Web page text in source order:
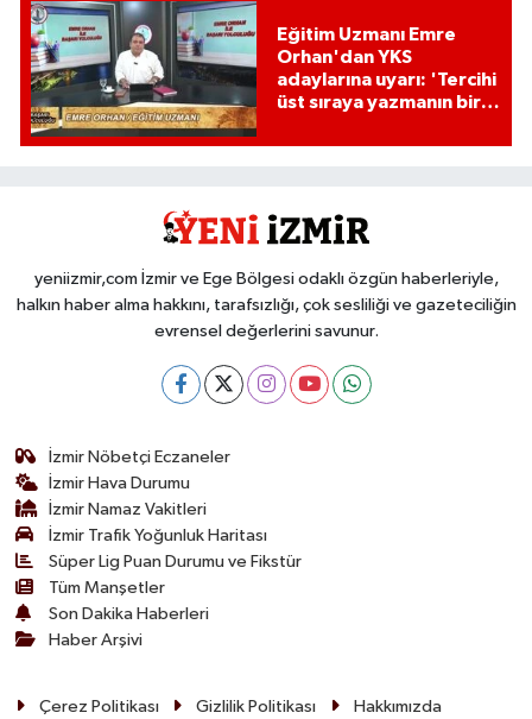
Eğitim Uzmanı Emre
Orhan'dan YKS
adaylarına uyarı: 'Tercihi
üst sıraya yazmanın bir
yeniizmir,com İzmir ve Ege Bölgesi odaklı özgün haberleriyle,
halkın haber alma hakkını, tarafsızlığı, çok sesliliği ve gazeteciliğin
evrensel değerlerini savunur.
İzmir Nöbetçi Eczaneler
İzmir Hava Durumu
İzmir Namaz Vakitleri
İzmir Trafik Yoğunluk Haritası
Süper Lig Puan Durumu ve Fikstür
Tüm Manşetler
Son Dakika Haberleri
Haber Arşivi
Çerez Politikası Gizlilik Politikası Hakkımızda